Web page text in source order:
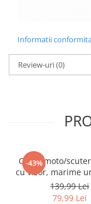
Informatii
Review-uri(0)
-43%
Casca moto/
cu vizor, marime
55-60cm, gri,
139,99 Lei
79,99 Lei